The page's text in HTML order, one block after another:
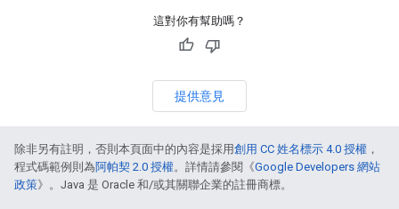
這對你有幫助嗎？
提供意見
除非另有註明，否則本頁面中的內容是採用創用 CC 姓名標示 4.0 授權 ，
程式碼範例則為阿帕契 2.0 授權。詳情請參閱《Google Developers 網站
政策》。Java 是 Oracle 和/或其關聯企業的註冊商標。